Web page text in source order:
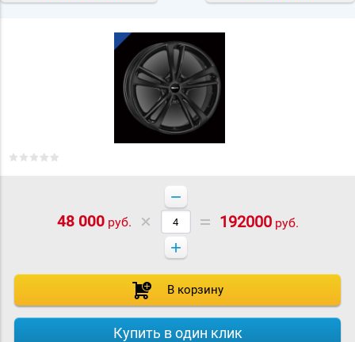
48 000руб.
−
+
192000руб.
В корзину
Купить в один клик